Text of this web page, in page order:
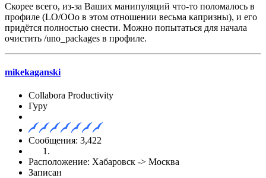
Скорее всего, из-за Ваших манипуляций что-то поломалось в
профиле (LO/OOo в этом отношении весьма капризны), и его
придётся полностью снести. Можно попытаться для начала
очистить /uno_packages в профиле.
mikekaganski
Collabora Productivity
Гуру
Сообщения: 3,422
Расположение: Хабаровск -> Москва
Записан